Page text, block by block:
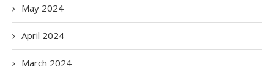
May 2024
April 2024
March 2024